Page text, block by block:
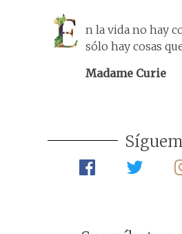
n la vida no hay
sólo hay cosas
Madame Curie